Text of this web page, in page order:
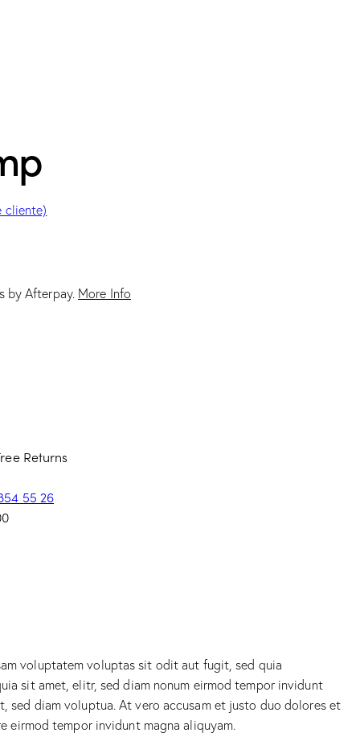
cliente)
by Afterpay. More Info
Returns
55 26
voluptatem voluptas sit odit aut fugit, sed quia
sit amet, elitr, sed diam nonum eirmod tempor invidunt
sed diam voluptua. At vero accusam et justo duo dolores et
eirmod tempor invidunt magna aliquyam.